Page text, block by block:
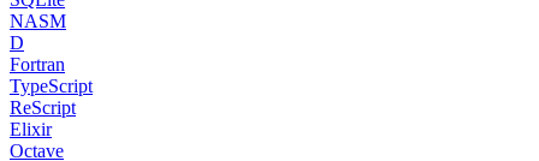
NASM
D
Fortran
TypeScript
ReScript
Elixir
Octave